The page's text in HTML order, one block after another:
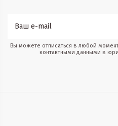
Вы можете отписаться в любой
контактными данными в